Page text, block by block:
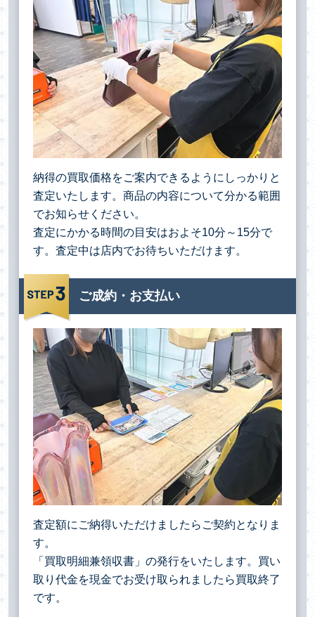
納得の買取価格をご案内できるようにしっかりと
査定いたします。商品の内容について分かる範囲
でお知らせください。
査定にかかる時間の目安はおよそ10分～15分で
す。査定中は店内でお待ちいただけます。
ご成約・お支払い
査定額にご納得いただけましたらご契約となりま
す。
「買取明細兼領収書」の発行をいたします。買い
取り代金を現金でお受け取られましたら買取終了
です。